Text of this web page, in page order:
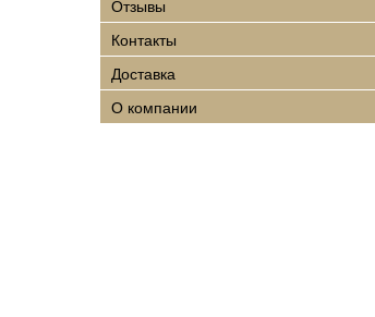
Отзывы
Контакты
Доставка
О компании